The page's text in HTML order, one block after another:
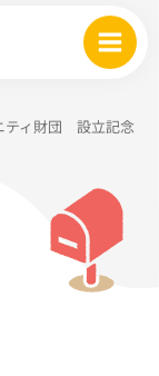
ティ財団 設立記念